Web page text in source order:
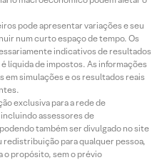
pode apresentar variações e seu
num curto espaço de tempo. Os
indicativos de resultados
líquida de impostos. As informações
em simulações e os resultados reais
exclusiva para a rede de
assessores de
também ser divulgado no site
redistribuição para qualquer pessoa,
o propósito, sem o prévio